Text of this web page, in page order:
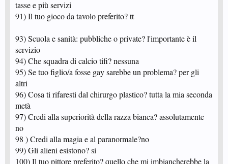
tasse e più servizi
91) Il tuo gioco da tavolo preferito? tt
93) Scuola e sanità: pubbliche o private? l'importante è il
servizio
94) Che squadra di calcio tifi? nessuna
95) Se tuo figlio/a fosse gay sarebbe un problema? per gli
altri
96) Cosa ti rifaresti dal chirurgo plastico? tutta la mia seconda
metà
97) Credi alla superiorità della razza bianca? assolutamente
no
98 ) Credi alla magia e al paranormale?no
99) Gli alieni esistono? si
100) Il tuo pittore preferito? quello che mi imbiancherebbe la